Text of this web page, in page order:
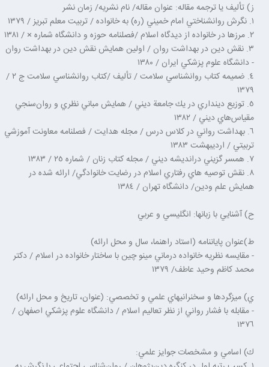
ز) تأليف يا ترجمه مقاله: عنوان مقاله/ نام نشريه/ زمان نشر
١. نگرش روانشناختي امام خميني (ره) به خانواده / تربيت معلم تبريز / ١٣٧٩
٢. مرزها در خانواده از ديدگاه اسلام /فصلنامه حوزه و دانشگاه شماره × / ١٣٨١
٣. نقش دين در بهداشت روان / اولين همايش نقش دين در بهداشت روان
- دانشگاه علوم پزشكي ايران / ١٣٨٠
٤. ضميمه كتاب روانشناسي سلامت / تأليف /كتاب روانشناسي سلامت ج ٢ /
١٣٧٩
٥. توزيع دينداري در يك جامعة ديني / همايش مباني نظري و روان‌سنجي
مقياس‌هاي ديني / ١٣٨٢
٦. بهداشت رواني در كلاس درس / مجله هدايت / فصلنامه معاونت آموزشي
تربيتي / ارديبهشت ١٣٨٣
٧. همسر گزيني درانديشه ديني / مجله كتاب زنان / شماره ٢٥ / ١٣٨٣
٨. نقش توصيه هاي رفتاري اسلام در رضايت خانوادگي/ ارائه شده در
همايش علم ودين/ دانشگاه تهران / ١٣٨٤
ح) آشنايي با زبان‏ها: انگليسي و عربي
ط)عنوان پايان‏نامه (استاد راهنما، سال و محل ارائه)
- مقايسه نظريه خانواده درماني مينو چين با ساختار خانواده در اسلام / دكتر
محمد كاظم وحيد عاطف/ ١٣٧٩
ي) ميزگردها و سخنراني‏هاي علمي و تخصصي: (عنوان، تاريخ و محل ارائه)
- مقابله با فشار رواني از نظر تعاليم اسلام / دانشگاه علوم پزشكي اصفهان /
١٣٧٦
ك) اسامي و مشخصات جوايز علمي: